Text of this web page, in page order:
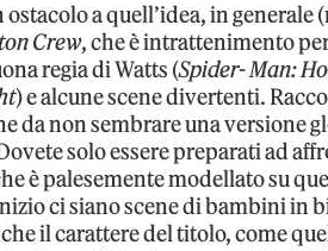
ostacolo a quell’idea, in generale
Crew, che è intrattenimento
regia di Watts (Spider- Man:
) e alcune scene divertenti.
da non sembrare una versione
solo essere preparati ad
è palesemente modellato su
ci siano scene di bambini in
il carattere del titolo, come